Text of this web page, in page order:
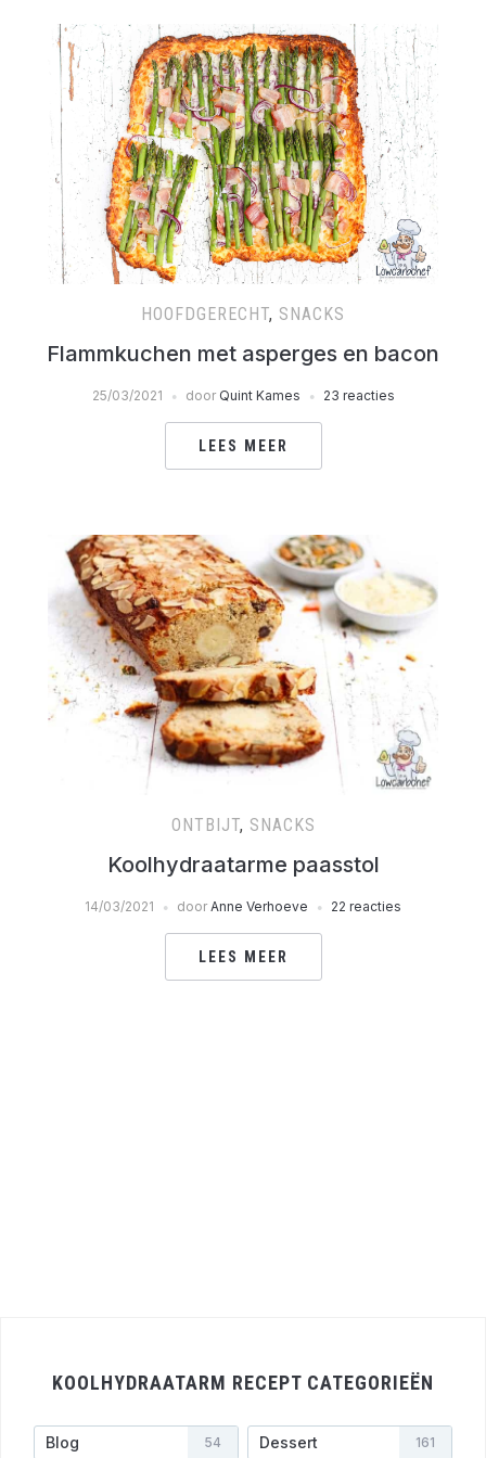
HOOFDGERECHT, SNACKS
Flammkuchen met asperges en bacon
25/03/2021 door Quint Kames 23 reacties
LEES MEER
ONTBIJT, SNACKS
Koolhydraatarme paasstol
14/03/2021 door Anne Verhoeve 22 reacties
LEES MEER
KOOLHYDRAATARM RECEPT CATEGORIEËN
Blog 54 Dessert 161